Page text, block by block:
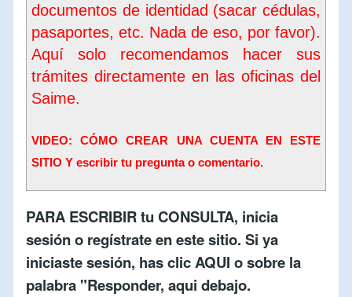
documentos de identidad (sacar cédulas,
pasaportes, etc. Nada de eso, por favor).
Aquí solo recomendamos hacer sus
trámites directamente en las oficinas del
Saime.
VIDEO: CÓMO CREAR UNA CUENTA EN ESTE
SITIO Y escribir tu pregunta o comentario.
PARA ESCRIBIR tu CONSULTA, inicia
sesióno regístrate en este sitio. Si ya
iniciaste sesión, has clicAQUI o sobre la
palabra "Responder, aqui debajo.